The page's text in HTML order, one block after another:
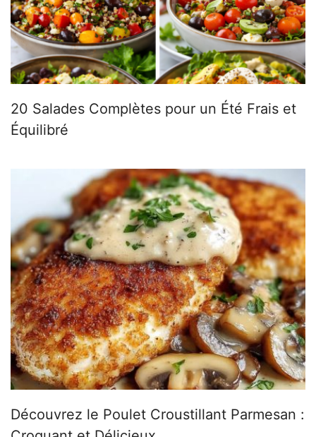
20 Salades Complètes pour un Été Frais et
Équilibré
Découvrez le Poulet Croustillant Parmesan :